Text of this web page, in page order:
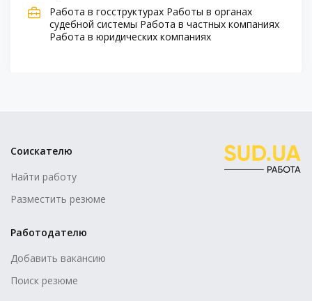
Работа в госструктурах Работы в органах
судебной системы Работа в частных компаниях
Работа в юридических компаниях
Соискателю
Найти работу
Разместить резюме
Работодателю
Добавить вакансию
Поиск резюме